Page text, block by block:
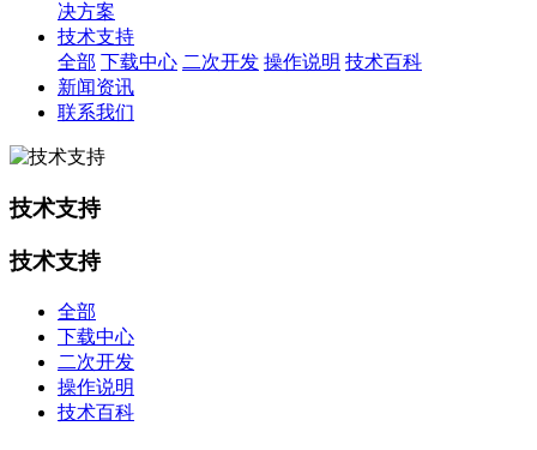
决方案
技术支持
全部 下载中心 二次开发 操作说明 技术百科
新闻资讯
联系我们
技术支持
技术支持
全部
下载中心
二次开发
操作说明
技术百科